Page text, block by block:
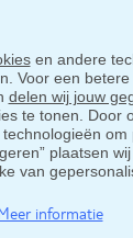
en andere
Voor een
delen wij jouw
te tonen. Door
plaatsen
van
informatie